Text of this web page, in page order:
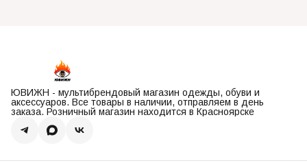
ЮВИЖН - мультибрендовый магазин одежды, обуви и
аксессуаров. Все товары в наличии, отправляем в день
заказа. Розничный магазин находится в Красноярске